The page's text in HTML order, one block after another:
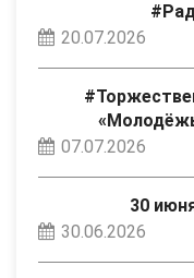
20.07.2026
07.07.2026
30
30.06.2026